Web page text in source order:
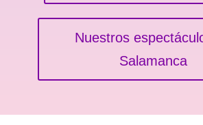
Nuestros
Salamanca